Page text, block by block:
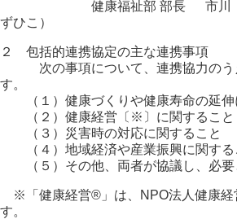
健康福祉部 部長 市川 和
ずひこ）
２ 包括的連携協定の主な連携事項
次の事項について、連携協力のう
す。
（１）健康づくりや健康寿命の延伸
（２）健康経営〔※〕に関すること
（３）災害時の対応に関すること
（４）地域経済や産業振興に関する
（５）その他、両者が協議し、必要
※「健康経営®」は、NPO法人健康経
す。